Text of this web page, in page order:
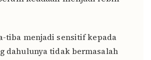
tiba menjadi sensitif kepada
dahulunya tidak bermasalah